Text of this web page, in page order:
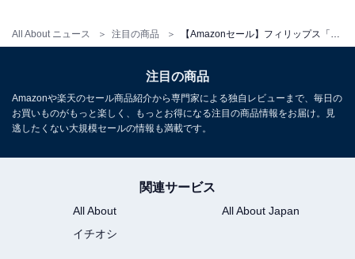
All About ニュース 注目の商品
フィリップス「S5887/16」
フィリップス 電動シェーバー 5000シリーズ ワンランク上
の快適な深剃り
注目の商品
Amazonや楽天のセール商品紹介から専門家による独自レビューまで、毎日の
お買いものがもっと楽しく、もっとお得になる注目の商品情報をお届け。見
逃したくない大規模セールの情報も満載です。
関連サービス
All About
All About Japan
イチオシ